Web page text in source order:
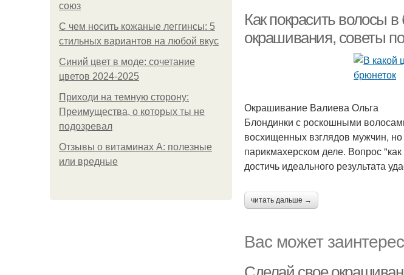
союз
С чем носить кожаные леггинсы: 5
стильных вариантов на любой вкус
Синий цвет в моде: сочетание
цветов 2024-2025
Приходи на темную сторону:
Преимущества, о которых ты не
подозревал
Отзывы о витаминах А: полезные
или вредные
Как покрасить волосы
окрашивания, советы
Окрашивание Валиева Ольга
Блондинки с роскошными
восхищенных взглядов мужчин,
парикмахерском деле. Вопрос
достичь идеального результата
читать дальше →
Вас может